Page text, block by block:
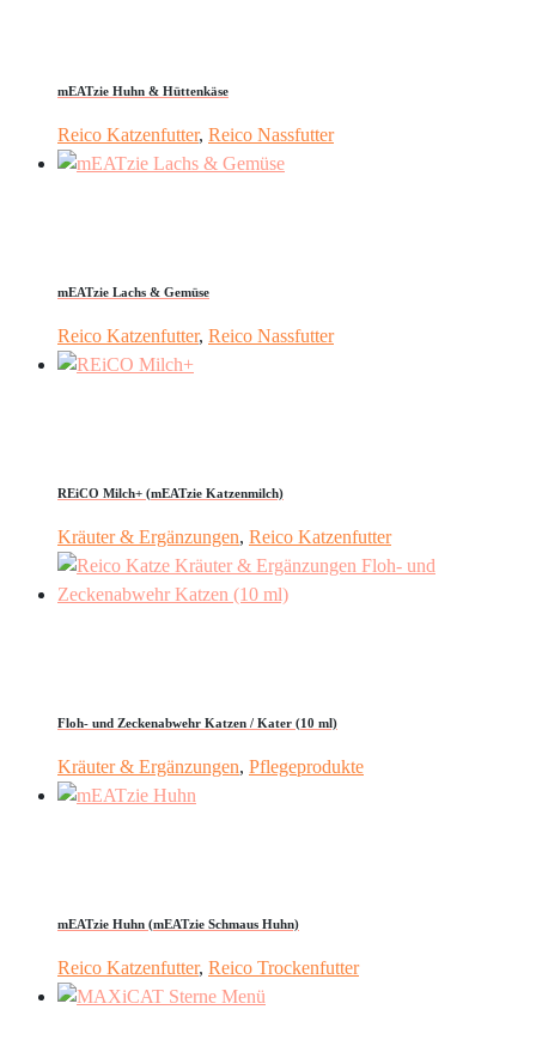
mEATzie Huhn & Hüttenkäse
Reico Katzenfutter, Reico Nassfutter
mEATzie Lachs & Gemüse
Reico Katzenfutter, Reico Nassfutter
REiCO Milch+ (mEATzie Katzenmilch)
Kräuter & Ergänzungen, Reico Katzenfutter
Floh- und Zeckenabwehr Katzen / Kater (10 ml)
Kräuter & Ergänzungen, Pflegeprodukte
mEATzie Huhn (mEATzie Schmaus Huhn)
Reico Katzenfutter, Reico Trockenfutter